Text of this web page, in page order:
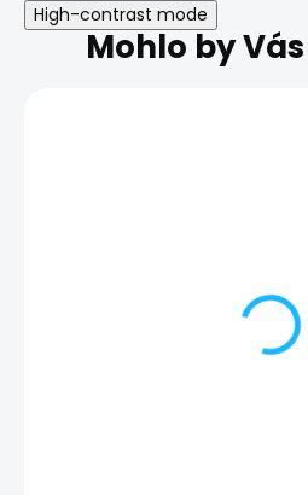
High-contrast mode
Mohlo by
Nefunkčný odtlačok